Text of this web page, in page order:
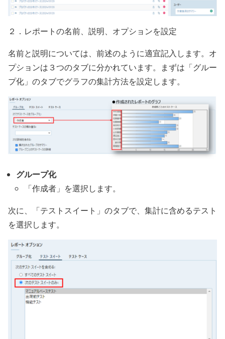
２．レポートの名前、説明、オプションを設定
名前と説明については、前述のように適宜記入します。オ
プションは３つのタブに分かれています。まずは「グルー
プ化」のタブでグラフの集計方法を設定します。
グループ化
「作成者」を選択します。
次に、「テストスイート」のタブで、集計に含めるテスト
を選択します。